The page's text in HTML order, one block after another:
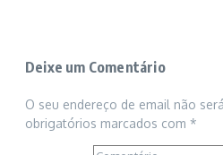
Deixe um Comentário
O seu endereço de email não
obrigatórios marcados com *